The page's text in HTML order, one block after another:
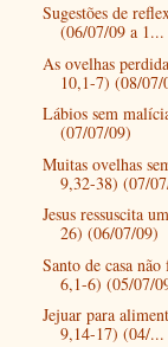
Sugestões de
(06/07/09 a 1...
As ovelhas
10,1-7) (08/07/
Lábios sem
(07/07/09)
Muitas ovelhas
9,32-38) (07/
Jesus ressuscita
26) (06/07/09)
Santo de casa
6,1-6) (05/07/
Jejuar para
9,14-17) (04/...